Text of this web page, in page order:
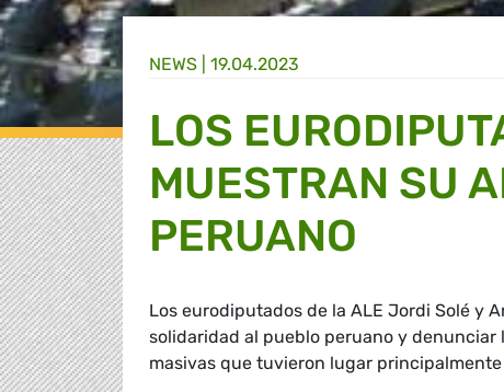
NEWS | 19.04.2023
LOS
MUESTRAN SU
PERUANO
Los eurodiputados de la ALE Jordi Solé y
solidaridad al pueblo peruano y
masivas que tuvieron lugar